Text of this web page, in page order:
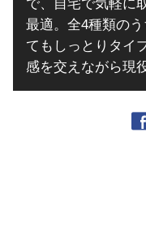
で、自宅で気軽に
最適。全4種類の
てもしっとりタイ
感を交えながら現